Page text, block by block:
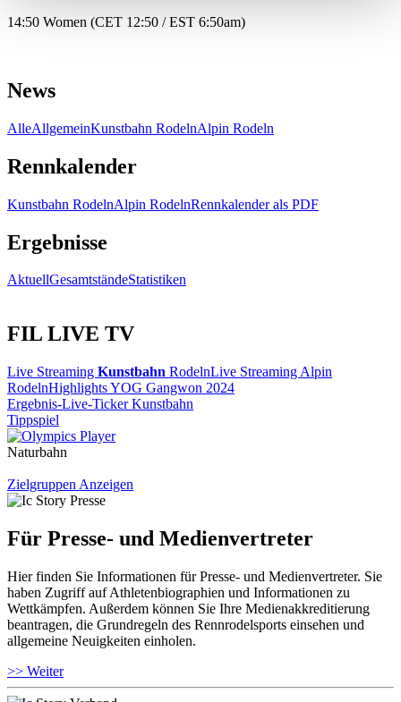
14:50 Women (CET 12:50 / EST 6:50am)
News
AlleAllgemeinKunstbahn RodelnAlpin Rodeln
Rennkalender
Kunstbahn RodelnAlpin RodelnRennkalender als PDF
Ergebnisse
AktuellGesamtständeStatistiken
FIL LIVE TV
Live Streaming Kunstbahn RodelnLive Streaming Alpin
RodelnHighlights YOG Gangwon 2024
Ergebnis-Live-Ticker Kunstbahn
Tippspiel
Naturbahn
Zielgruppen Anzeigen
Für Presse- und Medienvertreter
Hier finden Sie Informationen für Presse- und Medienvertreter. Sie
haben Zugriff auf Athletenbiographien und Informationen zu
Wettkämpfen. Außerdem können Sie Ihre Medienakkreditierung
beantragen, die Grundregeln des Rennrodelsports einsehen und
allgemeine Neuigkeiten einholen.
>> Weiter